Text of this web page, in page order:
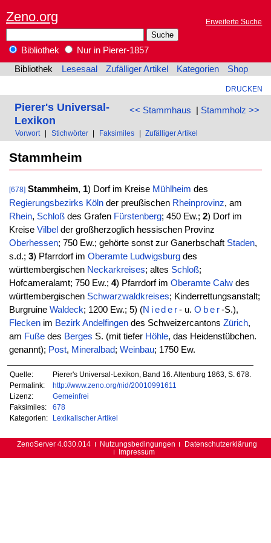
Zeno.org Erweiterte Suche
Bibliothek
Nur in Pierer-1857
Bibliothek
Lesesaal Zufälliger Artikel Kategorien Shop
DRUCKEN
<< Stammhaus | Stammholz >>
Pierer's Universal-
Lexikon
Vorwort Stichwörter Faksimiles Zufälliger Artikel
Stammheim
[678] Stammheim, 1) Dorf im Kreise Mühlheim des
Regierungsbezirks Kölnder preußischen Rheinprovinz, am
Rhein, Schloßdes Grafen Fürstenberg; 450 Ew.; 2) Dorf im
Kreise Vilbel der großherzoglich hessischen Provinz
Oberhessen; 750 Ew.; gehörte sonst zur Ganerbschaft Staden,
s.d.; 3) Pfarrdorf im Oberamte Ludwigsburgdes
württembergischen Neckarkreises; altes Schloß;
Hofcameralamt; 750 Ew.; 4) Pfarrdorf im Oberamte Calwdes
württembergischen Schwarzwaldkreises; Kinderrettungsanstalt;
Burgruine Waldeck; 1200 Ew.; 5) (Nieder- u.Ober-S.),
Fleckenim Bezirk Andelfingendes Schweizercantons Zürich,
am Fußedes Berges S. (mit tiefer Höhle, das Heidenstübchen.
genannt); Post, Mineralbad; Weinbau; 1750 Ew.
Quelle:
Pierer's Universal-Lexikon, Band 16. Altenburg 1863, S. 678.
Permalink:
http://www.zeno.org/nid/20010991611
Lizenz:
Gemeinfrei
Faksimiles:
678
Kategorien:
Lexikalischer Artikel
ZenoServer 4.030.014 Nutzungsbedingungen
Datenschutzerklärung
Impressum